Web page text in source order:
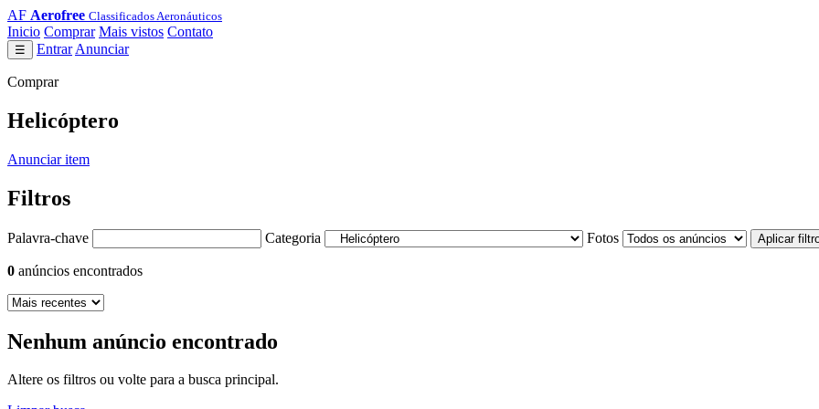
AF Aerofree Classificados Aeronáuticos
Inicio Comprar Mais vistos Contato
☰ Entrar Anunciar
Comprar
Helicóptero
Anunciar item
Filtros
Palavra-chave Categoria Fotos Aplicar
0 anúncios encontrados
Nenhum anúncio encontrado
Altere os filtros ou volte para a busca principal.